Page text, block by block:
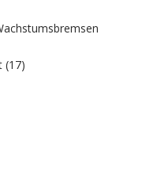
(17)